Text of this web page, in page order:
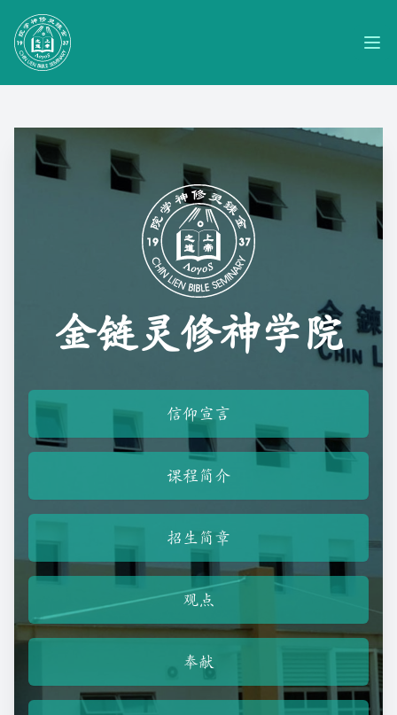
金链灵修神学院
金链灵修神学院
信仰宣言
课程简介
招生简章
观点
奉献